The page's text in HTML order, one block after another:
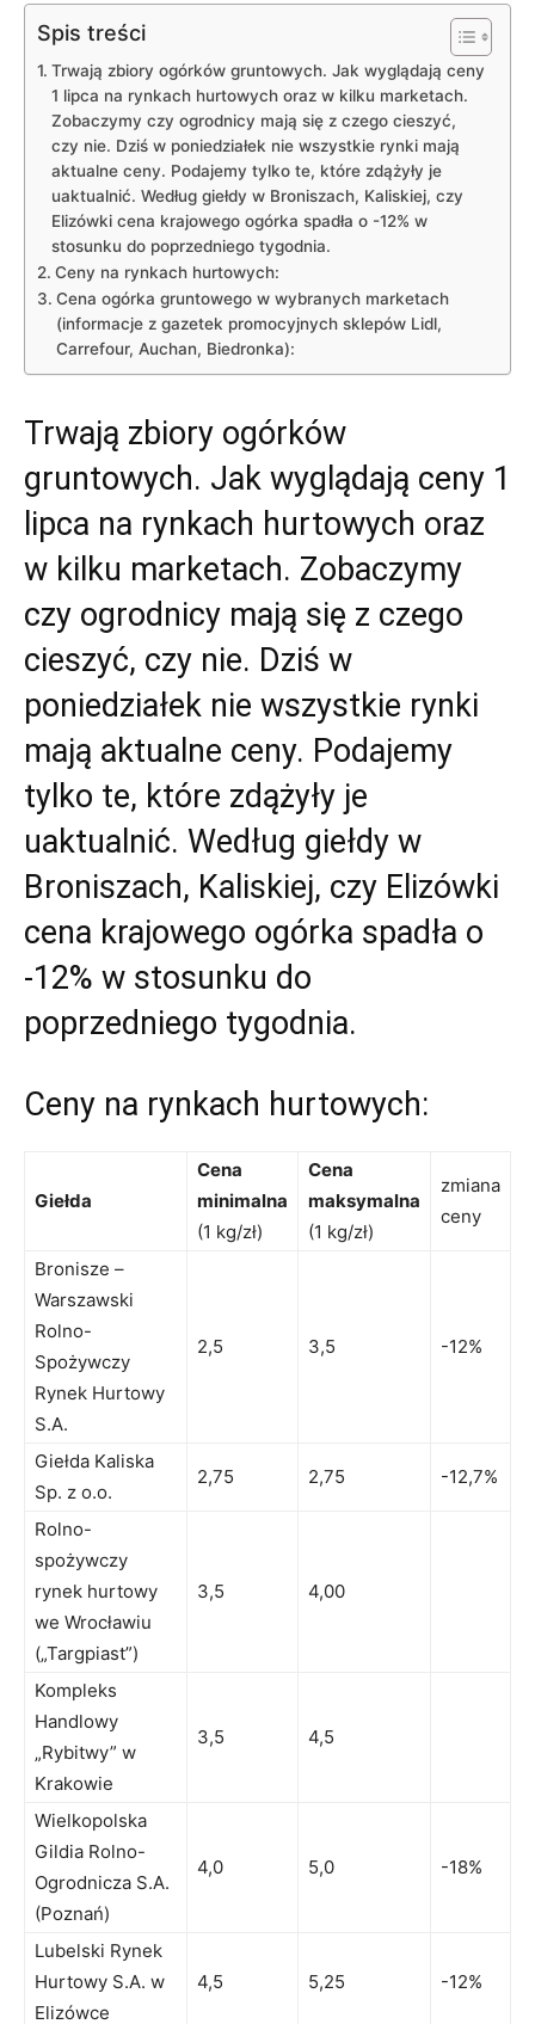
Spis treści
Trwają zbiory ogórków gruntowych. Jak wyglądają ceny
1 lipca na rynkach hurtowych oraz w kilku marketach.
Zobaczymy czy ogrodnicy mają się z czego cieszyć,
czy nie. Dziś w poniedziałek nie wszystkie rynki mają
aktualne ceny. Podajemy tylko te, które zdążyły je
uaktualnić. Według giełdy w Broniszach, Kaliskiej, czy
Elizówki cena krajowego ogórka spadła o -12% w
stosunku do poprzedniego tygodnia.
Ceny na rynkach hurtowych:
Cena ogórka gruntowego w wybranych marketach
(informacje z gazetek promocyjnych sklepów Lidl,
Carrefour, Auchan, Biedronka):
Trwają zbiory ogórków
gruntowych. Jak wyglądają ceny 1
lipca na rynkach hurtowych oraz
w kilku marketach. Zobaczymy
czy ogrodnicy mają się z czego
cieszyć, czy nie. Dziś w
poniedziałek nie wszystkie rynki
mają aktualne ceny. Podajemy
tylko te, które zdążyły je
uaktualnić. Według giełdy w
Broniszach, Kaliskiej, czy Elizówki
cena krajowego ogórka spadła o
-12% w stosunku do
poprzedniego tygodnia.
Ceny na rynkach hurtowych:
Giełda
Cena
minimalna
(1 kg/zł)
Cena
maksymalna
(1 kg/zł)
zmiana
ceny
Bronisze –
Warszawski
Rolno-
Spożywczy
Rynek Hurtowy
S.A.
2,5 3,5 -12%
Giełda Kaliska
Sp. z o.o.
2,75 2,75 -12,7%
Rolno-
spożywczy
rynek hurtowy
we Wrocławiu
(„Targpiast”)
3,5 4,00
Kompleks
Handlowy
„Rybitwy” w
Krakowie
3,5 4,5
Wielkopolska
Gildia Rolno-
Ogrodnicza S.A.
(Poznań)
4,0 5,0 -18%
Lubelski Rynek
Hurtowy S.A. w
Elizówce
4,5 5,25 -12%